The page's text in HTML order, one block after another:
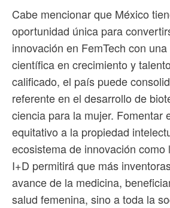
Cabe mencionar que México
oportunidad única para
innovación en FemTech con
científica en crecimiento y
calificado, el país puede
referente en el desarrollo de
ciencia para la mujer. Fomentar
equitativo a la propiedad
ecosistema de innovación como
I+D permitirá que más
avance de la medicina,
salud femenina, sino a toda la